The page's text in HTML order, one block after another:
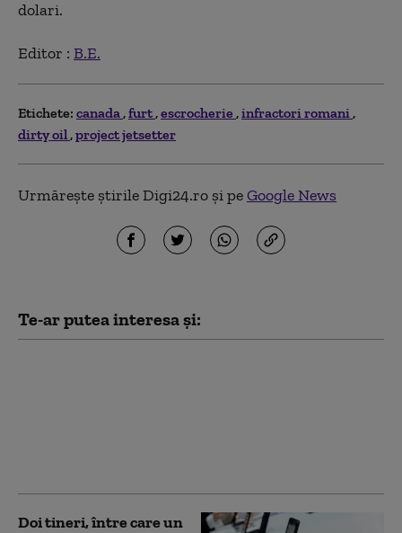
dolari.
Editor : B.E.
Etichete: canada furt escrocherie infractori romani
dirty oil project jetsetter
Urmărește știrile Digi24.ro și peGoogle News
Te-ar putea interesa și:
Doi tineri, între care un